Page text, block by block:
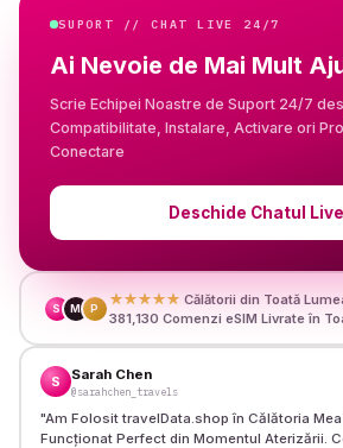
SUPORT // CHAT LIVE 24/7
Ai Nevoie de Mai Mult
Scrie Echipei Noastre de Suport 24/7
Compatibilitate, Instalare, Activare ori
Conectare
Deschide Chatul Live
S M P
★★★★★ Călătorii din Toată
381,130 Comenzi eSIM Livrate în
S Sarah Chen
@sarahchen_travels
"Am Folosit travelData.shop în Călătoria
Funcționat Perfect din Momentul Aterizării.